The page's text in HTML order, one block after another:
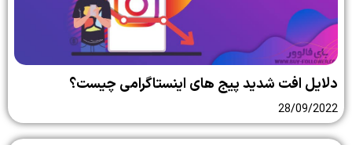
دلایل افت شدید پیج های اینستاگرامی چیست؟
28/09/2022